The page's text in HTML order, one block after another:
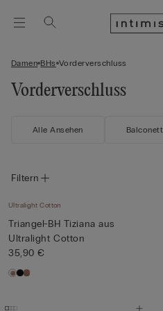
Damen BHs Vorderverschluss
Vorderverschluss
Alle Ansehen
Filtern
Ultralight Cotton
Triangel-BH Tiziana aus
Ultralight Cotton
35,90 €